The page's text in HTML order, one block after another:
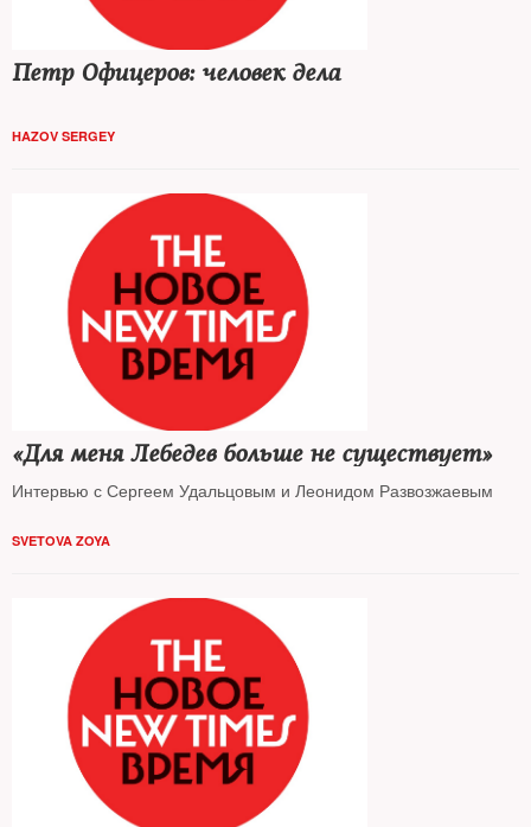
Петр Офицеров: человек дела
HAZOV SERGEY
«Для меня Лебедев больше не существует»
Интервью с Сергеем Удальцовым и Леонидом Развозжаевым
SVETOVA ZOYA